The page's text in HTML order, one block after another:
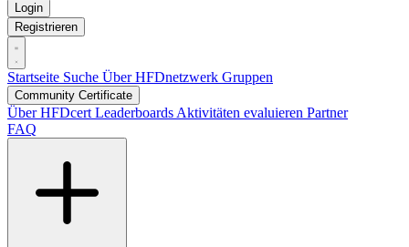
Login
Registrieren
Startseite Suche Über HFDnetzwerk Gruppen
Community Certificate
Über HFDcert Leaderboards Aktivitäten evaluieren Partner
FAQ